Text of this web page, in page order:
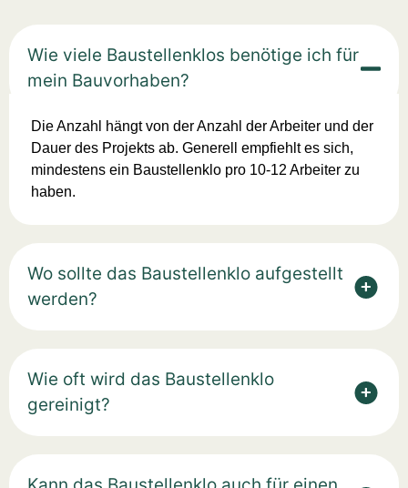
Wie viele Baustellenklos benötige ich für
mein Bauvorhaben?
Die Anzahl hängt von der Anzahl der Arbeiter und der
Dauer des Projekts ab. Generell empfiehlt es sich,
mindestens ein Baustellenklo pro 10-12 Arbeiter zu
haben.
Wo sollte das Baustellenklo aufgestellt
werden?
Wie oft wird das Baustellenklo
gereinigt?